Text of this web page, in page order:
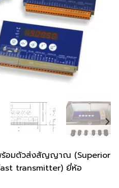
พร้อมตัวส่งสัญญาณ (Superior
transmitter) ยี่ห้อ